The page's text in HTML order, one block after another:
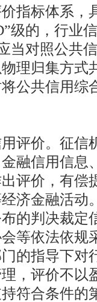
指标体系，
级的，行业
当对照公共
理归集方式
公共信用综
价。征信
融信用信息
评价，有偿
济金融活动
的判决裁定
等依法依规
的指导下对
，评价不以
符合条件的